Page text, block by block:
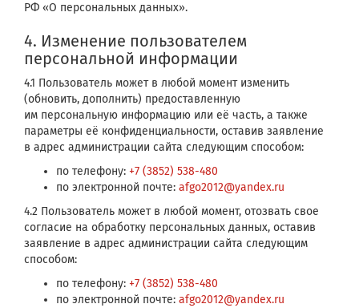
РФ «О персональных данных».
4. Изменение пользователем
персональной информации
4.1 Пользователь может в любой момент изменить
(обновить, дополнить) предоставленную
им персональную информацию или её часть, а также
параметры её конфиденциальности, оставив заявление
в адрес администрации сайта следующим способом:
по телефону: +7 (3852) 538-480
по электронной почте: afgo2012@yandex.ru
4.2 Пользователь может в любой момент, отозвать свое
согласие на обработку персональных данных, оставив
заявление в адрес администрации сайта следующим
способом:
по телефону: +7 (3852) 538-480
по электронной почте: afgo2012@yandex.ru